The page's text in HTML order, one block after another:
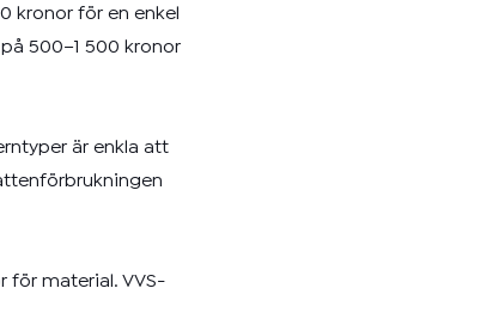
kronor för en enkel
500–1 500 kronor
är enkla att
för material. VVS-